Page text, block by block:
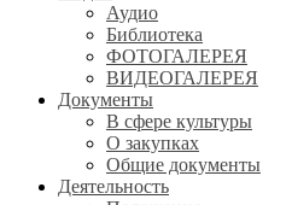
Аудио
Библиотека
ФОТОГАЛЕРЕЯ
ВИДЕОГАЛЕРЕЯ
Документы
В сфере культуры
О закупках
Общие документы
Деятельность